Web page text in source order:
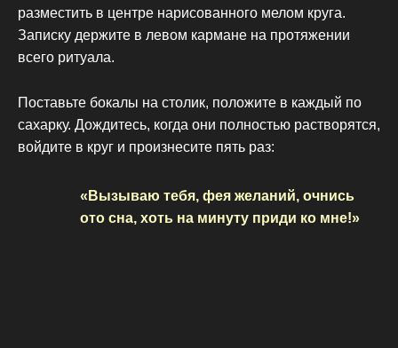
разместить в центре нарисованного мелом круга.
Записку держите в левом кармане на протяжении
всего ритуала.
Поставьте бокалы на столик, положите в каждый по
сахарку. Дождитесь, когда они полностью растворятся,
войдите в круг и произнесите пять раз:
«Вызываю тебя, фея желаний, очнись
ото сна, хоть на минуту приди ко мне!»